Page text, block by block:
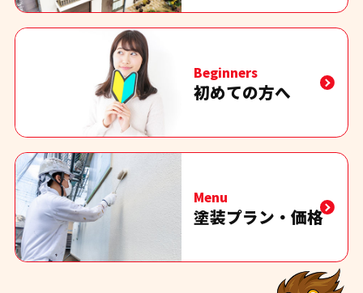
Beginners
初めての方へ
Menu
塗装プラン・価格